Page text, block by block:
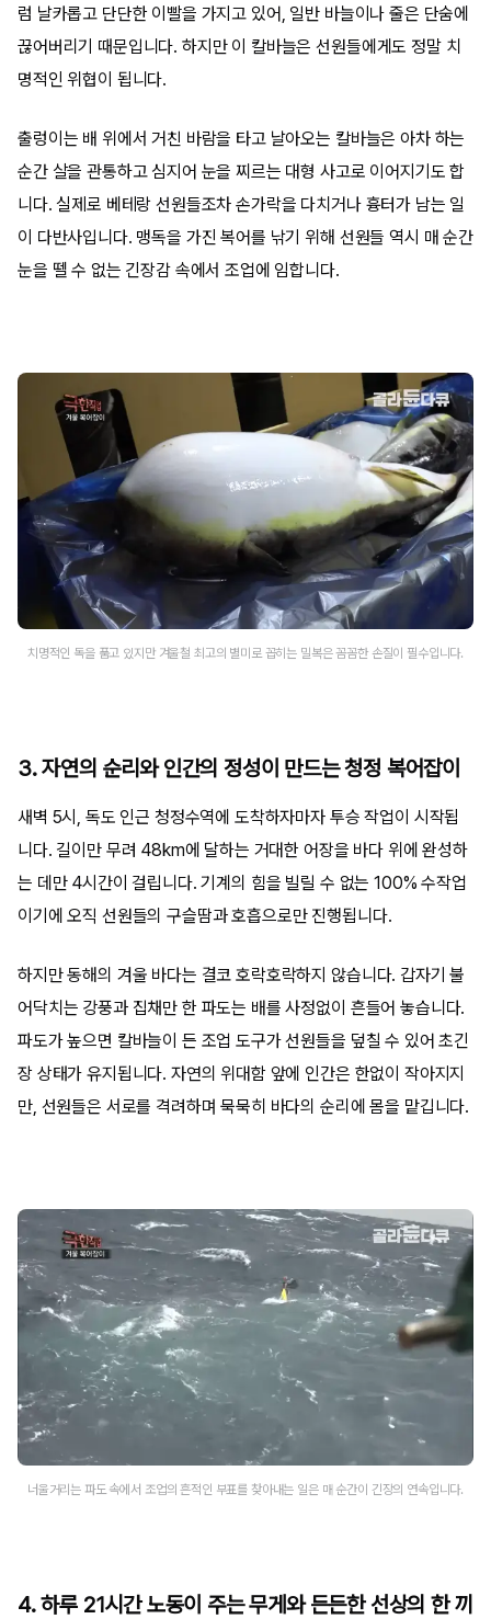
럼 날카롭고 단단한 이빨을 가지고 있어, 일반 바늘이나 줄은 단숨에
끊어버리기 때문입니다. 하지만 이 칼바늘은 선원들에게도 정말 치
명적인 위협이 됩니다.
출렁이는 배 위에서 거친 바람을 타고 날아오는 칼바늘은 아차 하는
순간 살을 관통하고 심지어 눈을 찌르는 대형 사고로 이어지기도 합
니다. 실제로 베테랑 선원들조차 손가락을 다치거나 흉터가 남는 일
이 다반사입니다. 맹독을 가진 복어를 낚기 위해 선원들 역시 매 순간
눈을 뗄 수 없는 긴장감 속에서 조업에 임합니다.
치명적인 독을 품고 있지만 겨울철 최고의 별미로 꼽히는 밀복은 꼼꼼한 손질이 필수입니다.
3. 자연의 순리와 인간의 정성이 만드는 청정 복어잡이
새벽 5시, 독도 인근 청정수역에 도착하자마자 투승 작업이 시작됩
니다. 길이만 무려 48km에 달하는 거대한 어장을 바다 위에 완성하
는 데만 4시간이 걸립니다. 기계의 힘을 빌릴 수 없는 100% 수작업
이기에 오직 선원들의 구슬땀과 호흡으로만 진행됩니다.
하지만 동해의 겨울 바다는 결코 호락호락하지 않습니다. 갑자기 불
어닥치는 강풍과 집채만 한 파도는 배를 사정없이 흔들어 놓습니다.
파도가 높으면 칼바늘이 든 조업 도구가 선원들을 덮칠 수 있어 초긴
장 상태가 유지됩니다. 자연의 위대함 앞에 인간은 한없이 작아지지
만, 선원들은 서로를 격려하며 묵묵히 바다의 순리에 몸을 맡깁니다.
너울거리는 파도 속에서 조업의 흔적인 부표를 찾아내는 일은 매 순간이 긴장의 연속입니다.
4. 하루 21시간 노동이 주는 무게와 든든한 선상의 한 끼